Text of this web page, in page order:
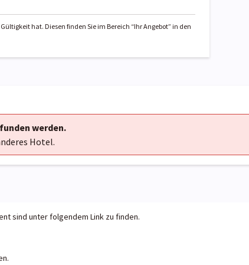
hat. Diesen finden Sie im Bereich “Ihr Angebot” in den
werden.
Hotel.
sind unter folgendem Link zu finden.